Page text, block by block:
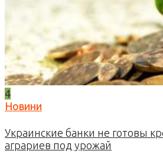
4
Новини
Украинские банки не готовы
аграриев под урожай